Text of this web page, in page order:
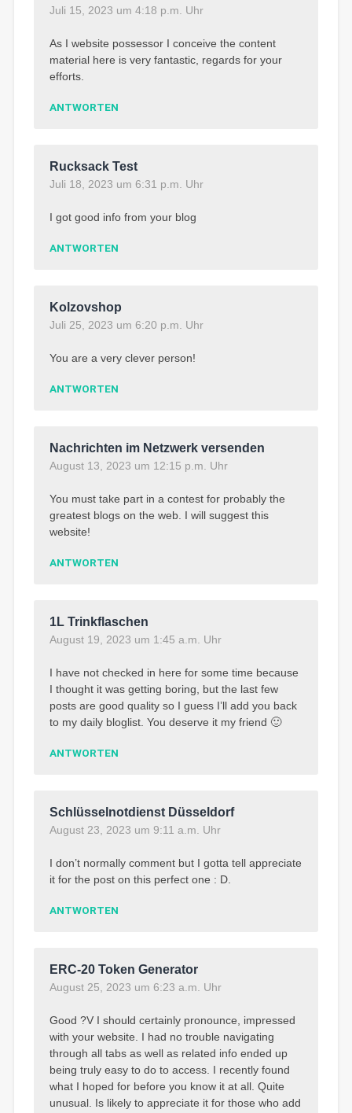
Juli 15, 2023 um 4:18 p.m. Uhr
As I website possessor I conceive the content
material here is very fantastic, regards for your
efforts.
ANTWORTEN
Rucksack Test
Juli 18, 2023 um 6:31 p.m. Uhr
I got good info from your blog
ANTWORTEN
Kolzovshop
Juli 25, 2023 um 6:20 p.m. Uhr
You are a very clever person!
ANTWORTEN
Nachrichten im Netzwerk versenden
August 13, 2023 um 12:15 p.m. Uhr
You must take part in a contest for probably the
greatest blogs on the web. I will suggest this
website!
ANTWORTEN
1L Trinkflaschen
August 19, 2023 um 1:45 a.m. Uhr
I have not checked in here for some time because
I thought it was getting boring, but the last few
posts are good quality so I guess I’ll add you back
to my daily bloglist. You deserve it my friend 🙂
ANTWORTEN
Schlüsselnotdienst Düsseldorf
August 23, 2023 um 9:11 a.m. Uhr
I don’t normally comment but I gotta tell appreciate
it for the post on this perfect one : D.
ANTWORTEN
ERC-20 Token Generator
August 25, 2023 um 6:23 a.m. Uhr
Good ?V I should certainly pronounce, impressed
with your website. I had no trouble navigating
through all tabs as well as related info ended up
being truly easy to do to access. I recently found
what I hoped for before you know it at all. Quite
unusual. Is likely to appreciate it for those who add